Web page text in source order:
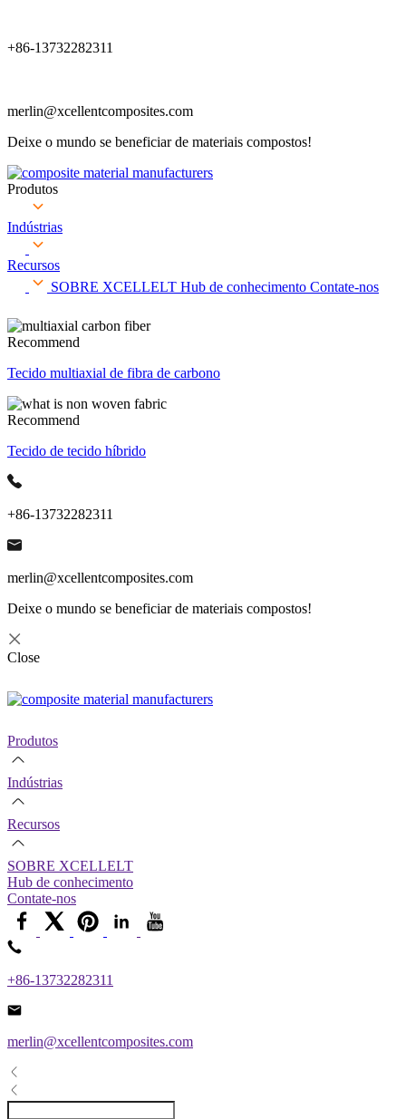
+86-13732282311
merlin@xcellentcomposites.com
Deixe o mundo se beneficiar de materiais compostos!
Produtos
Indústrias
Recursos
SOBRE XCELLELT Hub de conhecimento Contate-nos
Recommend
Tecido multiaxial de fibra de carbono
Recommend
Tecido de tecido híbrido
+86-13732282311
merlin@xcellentcomposites.com
Deixe o mundo se beneficiar de materiais compostos!
Close
Produtos
Indústrias
Recursos
SOBRE XCELLELT
Hub de conhecimento
Contate-nos
+86-13732282311
merlin@xcellentcomposites.com